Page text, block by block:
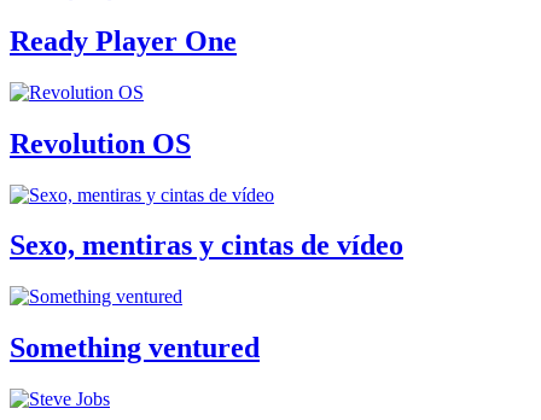
Ready Player One
Revolution OS
Sexo, mentiras y cintas de vídeo
Something ventured